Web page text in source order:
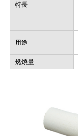
特長
用途
燃焼量